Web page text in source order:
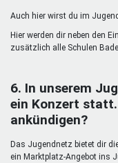
Auch hier wirst du im
Hier werden dir neben den
zusätzlich alle Schulen
6. In unserem
ein Konzert
ankündigen?
Das Jugendnetz bietet dir
ein Marktplatz-Angebot ins